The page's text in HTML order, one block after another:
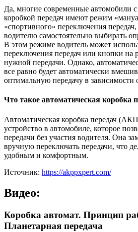
Да, многие современные автомобили с
коробкой передач имеют режим
«спортивного» переключения
водителю самостоятельно выбирать
В этом режиме водитель может
переключения передач или кнопки на
нужной передачи. Однако,
все равно будет автоматически
оптимальную передачу в зависимости
Что такое автоматическая коробка
Автоматическая коробка передач
устройство в автомобиле, которое
передачи без участия водителя. Она
вручную переключать передачи, что
удобным и комфортным.
Источник: https://akppxpert.com/
Видео:
Коробка автомат. Принцип
Планетарная передача